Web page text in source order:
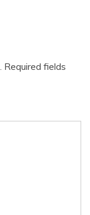
Required fields